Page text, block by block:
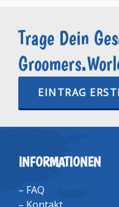
Trage Dein
EINTRAG
INFORMATIONEN
– FAQ